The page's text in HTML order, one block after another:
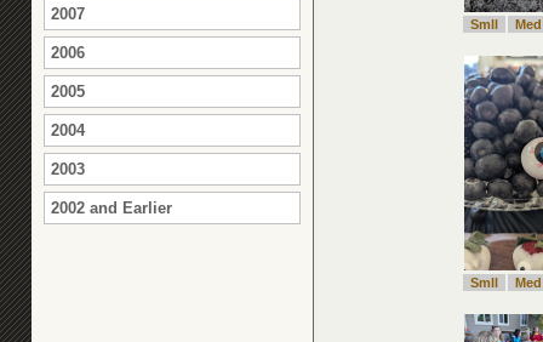
2007
2006
2005
2004
2003
2002 and Earlier
Smll Med
Smll Med